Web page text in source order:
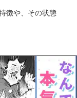
徴や、その状態